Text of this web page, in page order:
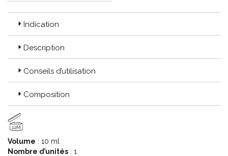
Code ACL : 9942436
Indication
Description
Conseils d’utilisation
Composition
12M
Volume : 10 ml
Nombre d’unités : 1